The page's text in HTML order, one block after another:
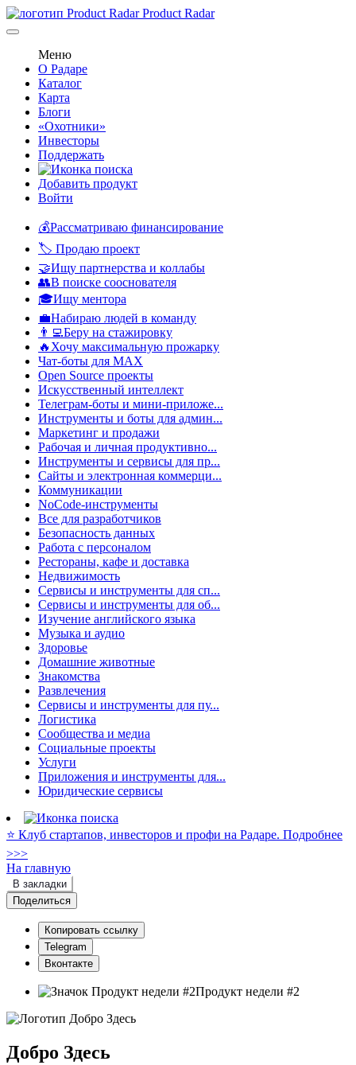
Product Radar
Меню
О Радаре
Каталог
Карта
Блоги
«Охотники»
Инвесторы
Поддержать
Добавить продукт
Войти
💰Рассматриваю финансирование
🏷️ Продаю проект
🤝Ищу партнерства и коллабы
👥В поиске сооснователя
🎓Ищу ментора
💼Набираю людей в команду
👨‍💻Беру на стажировку
🔥Хочу максимальную прожарку
Чат-боты для MAX
Open Source проекты
Искусственный интеллект
Телеграм-боты и мини-приложе...
Инструменты и боты для админ...
Маркетинг и продажи
Рабочая и личная продуктивно...
Инструменты и сервисы для пр...
Сайты и электронная коммерци...
Коммуникации
NoCode-инструменты
Все для разработчиков
Безопасность данных
Работа с персоналом
Рестораны, кафе и доставка
Недвижимость
Сервисы и инструменты для сп...
Сервисы и инструменты для об...
Изучение английского языка
Музыка и аудио
Здоровье
Домашние животные
Знакомства
Развлечения
Сервисы и инструменты для пу...
Логистика
Сообщества и медиа
Социальные проекты
Услуги
Приложения и инструменты для...
Юридические сервисы
⭐️ Клуб стартапов, инвесторов и профи на Радаре. Подробнее
>>>
На главную
В закладки
Поделиться
Копировать ссылку
Telegram
Вконтакте
Продукт недели #2
Добро Здесь